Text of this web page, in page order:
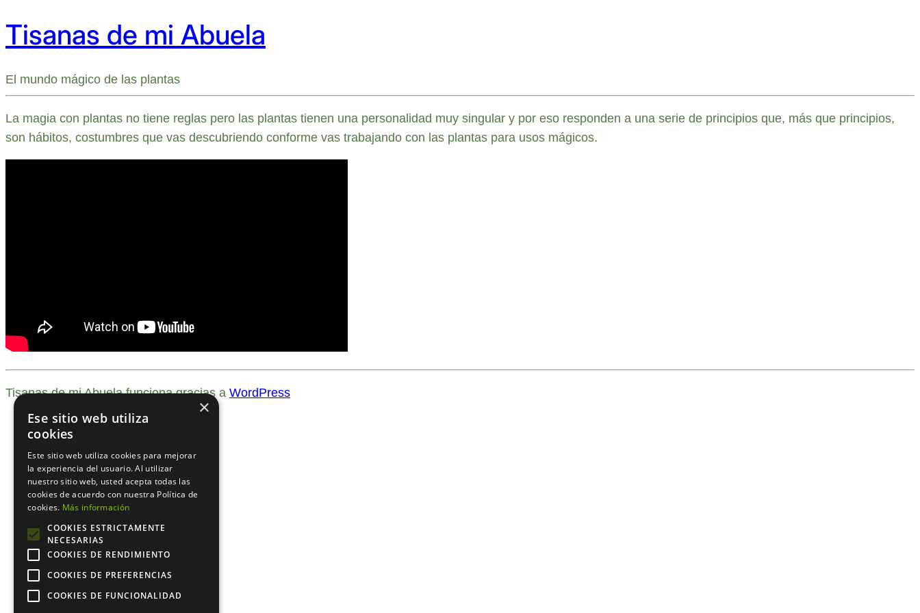
Tisanas de mi Abuela
El mundo mágico de las plantas
La magia con plantas no tiene reglas pero las plantas tienen una personalidad muy singular y por eso responden a una serie de principios que, más que principios,
son hábitos, costumbres que vas descubriendo conforme vas trabajando con las plantas para usos mágicos.
Tisanas de mi Abuela funciona gracias a WordPress
×
Ese sitio web utiliza
cookies
Este sitio web utiliza cookies para mejorar
la experiencia del usuario. Al utilizar
nuestro sitio web, usted acepta todas las
cookies de acuerdo con nuestra Política de
cookies. Más información
COOKIES ESTRICTAMENTE
NECESARIAS
COOKIES DE RENDIMIENTO
COOKIES DE PREFERENCIAS
COOKIES DE FUNCIONALIDAD